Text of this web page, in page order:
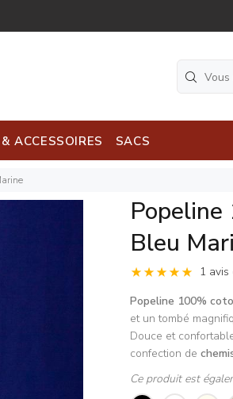
ACCESSOIRES SACS
Bleu
1 avis
Popeline 100%
et un tombé
Douce et
confection de
Ce produit est